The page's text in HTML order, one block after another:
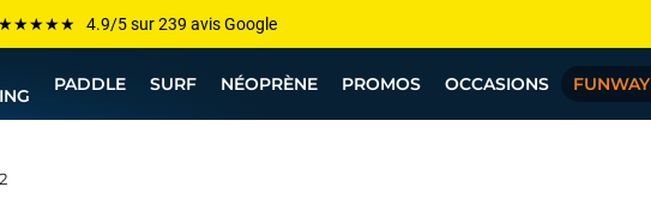
Les plus grandes marques sont chez Funway
Jusqu’à -75% de remise sur le windsurf, wingfoil, etc...
Meilleur prix garanti — Moins cher ailleurs ? On s’aligne !
PADDLE SURF NÉOPRÈNE PROMOS OCCASIONS